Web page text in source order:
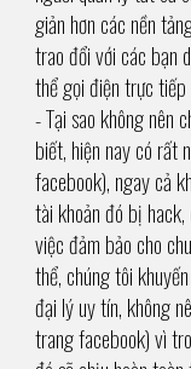
giản hơn các nền
trao đổi với các bạn
thể gọi điện trực
- Tại sao không nên
biết, hiện nay có rất
facebook), ngay cả
tài khoản đó bị
việc đảm bảo cho
thể, chúng tôi
đại lý uy tín, không
trang facebook) vì